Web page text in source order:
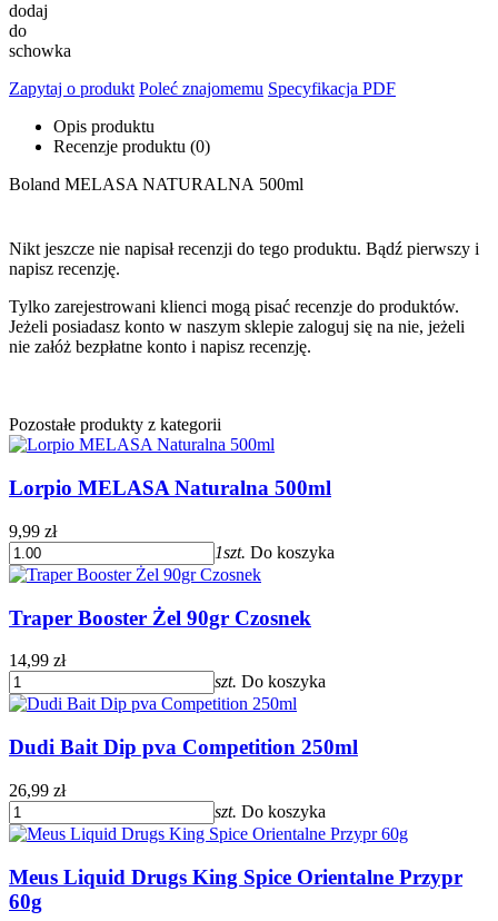
dodaj
do
schowka
Zapytaj o produkt Poleć znajomemu Specyfikacja PDF
Opis produktu
Recenzje produktu (0)
Boland MELASA NATURALNA 500ml
Nikt jeszcze nie napisał recenzji do tego produktu. Bądź pierwszy i
napisz recenzję.
Tylko zarejestrowani klienci mogą pisać recenzje do produktów.
Jeżeli posiadasz konto w naszym sklepie zaloguj się na nie, jeżeli
nie załóż bezpłatne konto i napisz recenzję.
Pozostałe produkty z kategorii
Lorpio MELASA Naturalna 500ml
9,99 zł
1szt. Do koszyka
Traper Booster Żel 90gr Czosnek
14,99 zł
szt. Do koszyka
Dudi Bait Dip pva Competition 250ml
26,99 zł
szt. Do koszyka
Meus Liquid Drugs King Spice Orientalne Przypr
60g